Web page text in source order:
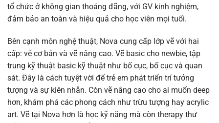
tổ chức ở không gian thoáng đãng, với GV kinh nghiệm,
đảm bảo an toàn và hiệu quả cho học viên mọi tuổi.
Bên cạnh môn nghệ thuật, Nova cung cấp lớp vẽ với hai
cấp: vẽ cơ bản và vẽ nâng cao. Vẽ basic cho newbie, tập
trung kỹ thuật basic kỹ thuật như bố cục, bố cục và quan
sát. Đây là cách tuyệt vời để trẻ em phát triển trí tưởng
tượng và sự kiên nhẫn. Còn vẽ nâng cao cho ai muốn deep
hơn, khám phá các phong cách như trừu tượng hay acrylic
art. Vẽ tại Nova hơn là học kỹ năng mà còn therapy thư